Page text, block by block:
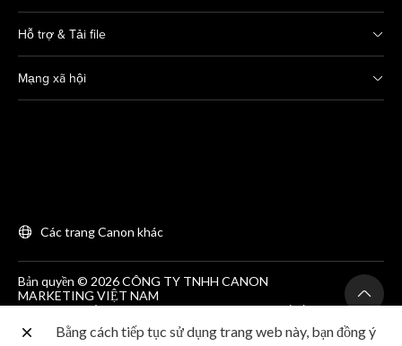
Hỗ trợ & Tải file
Mạng xã hội
Các trang Canon khác
Bản quyền © 2026 CÔNG TY TNHH CANON
MARKETING VIỆT NAM
GCNĐKDN số 0311869297, do SKH&DT HCM cấp lần
đầu ngày 25/06/2012
Phòng 203, Tầng 2, Tòa nhà Zen Plaza, 54-56 Nguyễn
Bằng cách tiếp tục sử dụng trang web này, bạn đồng ý